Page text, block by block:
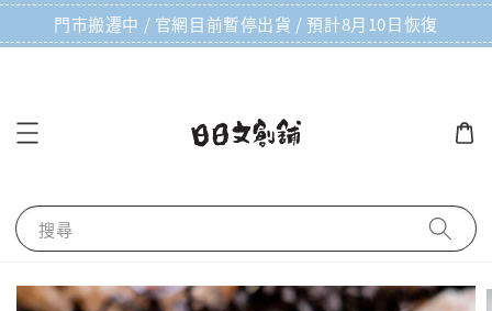
門市搬遷中 / 官網目前暫停出貨 / 預計8月10日恢復
搜尋